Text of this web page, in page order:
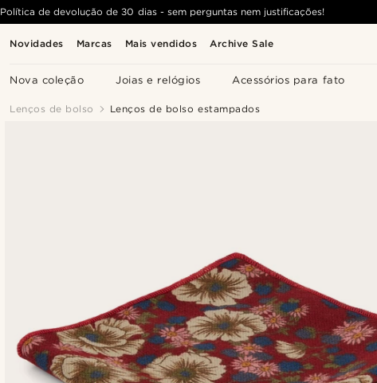
Novidades Marcas Mais vendidos Archive Sale
Nova coleção Joias e relógios Acessórios para fato
Política de devolução de 30 dias - sem perguntas nem justificações!
Lenços de bolso Lenços de bolso estampados